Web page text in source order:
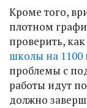
Кроме того,
плотном
проверить,
школы на 1100
проблемы с
работы идут
должно